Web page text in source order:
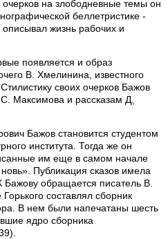
на злободневные темы он
беллетристике -
жизнь рабочих и
появляется и образ
В. Хмелинина, известного
своих очерков Бажов
Максимова и рассказам Д.
Бажов становится студентом
института. Тогда же он
им еще в самом начале
Публикация сказов имела
обращается писатель В.
составлял сборник
В нем были напечатаны шесть
ядро сборника